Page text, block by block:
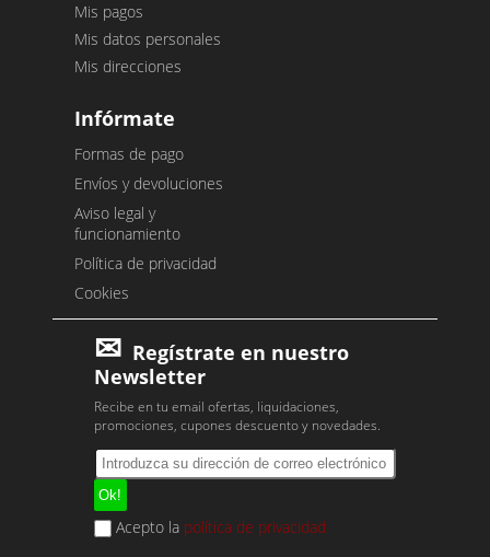
Mis pagos
Mis datos personales
Mis direcciones
Infórmate
Formas de pago
Envíos y devoluciones
Aviso legal y
funcionamiento
Política de privacidad
Cookies
Regístrate en nuestro
Newsletter
Recibe en tu email ofertas, liquidaciones,
promociones, cupones descuento y novedades.
Acepto la política de privacidad